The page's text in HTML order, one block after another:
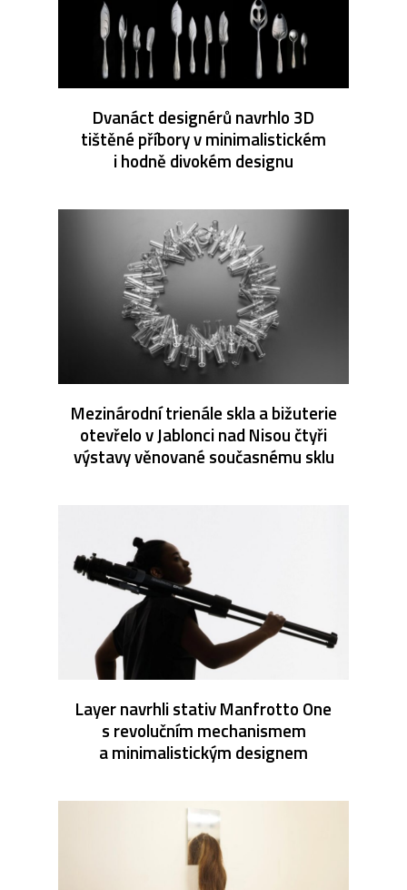
Dvanáct designérů navrhlo 3D
tištěné příbory v minimalistickém
i hodně divokém designu
Mezinárodní trienále skla a bižuterie
otevřelo v Jablonci nad Nisou čtyři
výstavy věnované současnému sklu
Layer navrhli stativ Manfrotto One
s revolučním mechanismem
a minimalistickým designem